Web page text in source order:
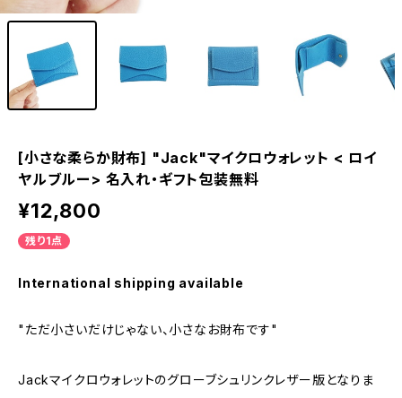
[小さな柔らか財布] "Jack"マイクロウォレット < ロイ
ヤルブルー> 名入れ・ギフト包装無料
¥12,800
残り1点
International shipping available
"ただ小さいだけじゃない、小さなお財布です"
Jackマイクロウォレットのグローブシュリンクレザー版となりま